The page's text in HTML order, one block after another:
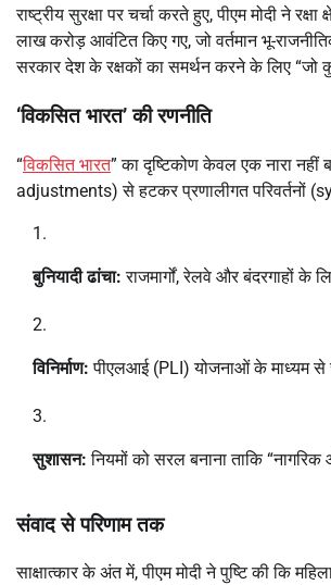
राष्ट्रीय सुरक्षा पर चर्चा करते हुए, पीएम मोदी ने
लाख करोड़ आवंटित किए गए, जो वर्तमान भू-
सरकार देश के रक्षकों का समर्थन करने के लिए “जो
‘विकसित भारत’ की रणनीति
“विकसित भारत” का दृष्टिकोण केवल एक नारा
adjustments) से हटकर प्रणालीगत परिवर्तनों
बुनियादी ढांचा: राजमार्गों, रेलवे और बंदरगाहों के
विनिर्माण: पीएलआई (PLI) योजनाओं के माध्यम से
सुशासन: नियमों को सरल बनाना ताकि
संवाद से परिणाम तक
साक्षात्कार के अंत में, पीएम मोदी ने पुष्टि की कि